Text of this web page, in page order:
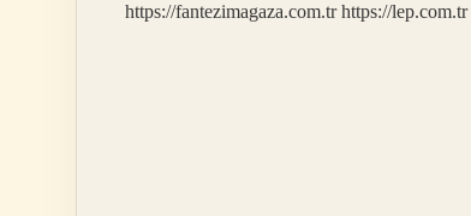
https://fantezimagaza.com.tr https://lep.com.tr